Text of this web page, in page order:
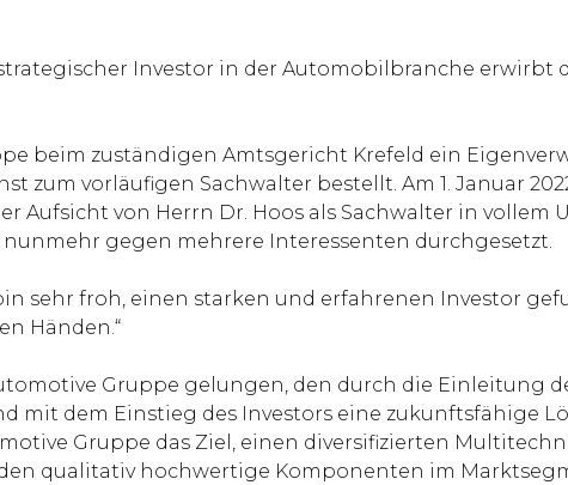
strategischer Investor in der Automobilbranche erwirbt
beim zuständigen Amtsgericht Krefeld ein
zum vorläufigen Sachwalter bestellt. Am 1. Januar
Aufsicht von Herrn Dr. Hoos als Sachwalter in vollem
gegen mehrere Interessenten durchgesetzt.
sehr froh, einen starken und erfahrenen Investor
Händen.“
Gruppe gelungen, den durch die Einleitung
mit dem Einstieg des Investors eine zukunftsfähige
Gruppe das Ziel, einen diversifizierten
qualitativ hochwertige Komponenten im